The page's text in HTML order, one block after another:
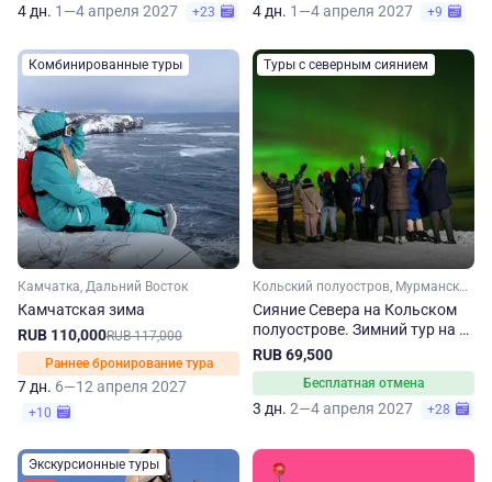
4 дн. 1—4 апреля 2027 +23 4 дн. 1—4 апреля 2027 +9
Комбинированные туры
Камчатка, Дальний Восток
Камчатская зима
RUB 110,000RUB 117,000
Раннее бронирование тура
7 дн. 6—12 апреля 2027
+10
Туры с северным сиянием
Кольский полуостров, Мурманская область, Арктика
Сияние Севера на Кольском
полуострове. Зимний тур на 3
дня
RUB 69,500
Бесплатная отмена
3 дн. 2—4 апреля 2027 +28
Экскурсионные туры